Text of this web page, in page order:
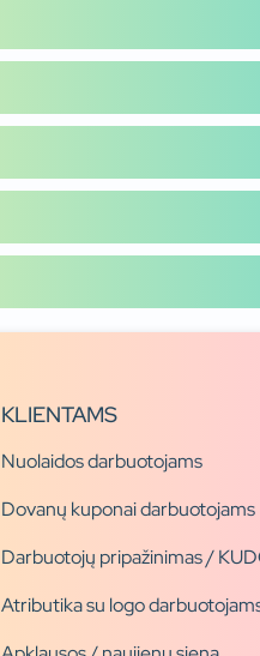
KLIENTAMS
Nuolaidos darbuotojams
Dovanų kuponai darbuotojams
Darbuotojų pripažinimas /
Atributika su logo